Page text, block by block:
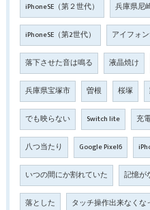
iPhoneSE（第２世代） 兵庫県尼
iPhoneSE（第2世代） アイフォン
落下させた音は鳴る 液晶焼け
兵庫県宝塚市 曽根 桜塚
でも映らない Switch lite 充
八つ当たり Google Pixel6
いつの間にか割れていた 記憶が
落とした タッチ操作出来なくな